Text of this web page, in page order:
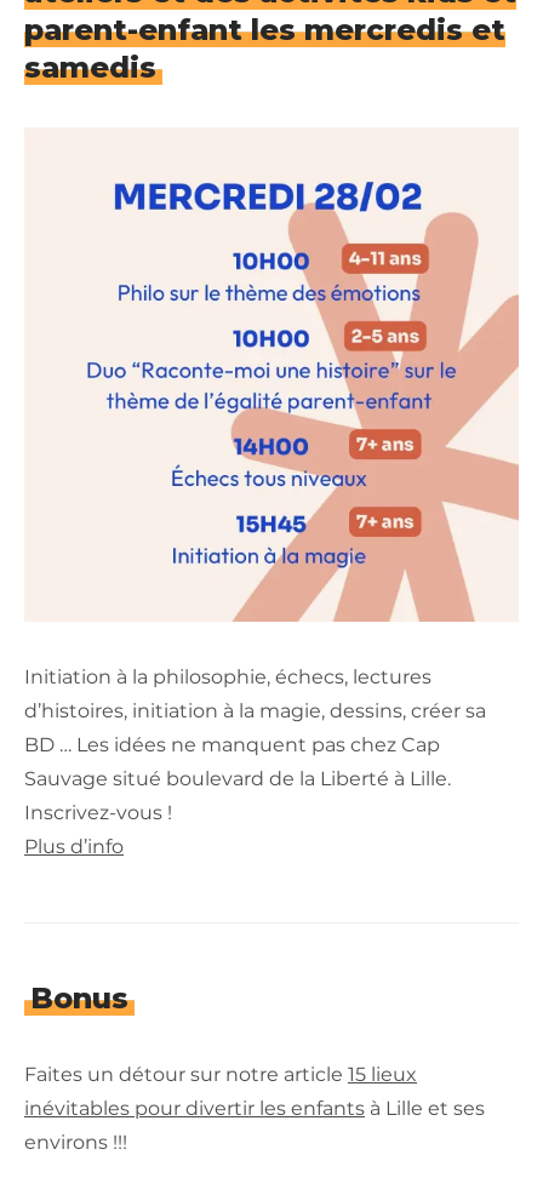
parent-enfant les mercredis et
samedis
Initiation à la philosophie, échecs, lectures
d’histoires, initiation à la magie, dessins, créer sa
BD … Les idées ne manquent pas chez Cap
Sauvage situé boulevard de la Liberté à Lille.
Inscrivez-vous !
Plus d’info
Bonus
Faites un détour sur notre article 15 lieux
inévitables pour divertir les enfants à Lille et ses
environs !!!